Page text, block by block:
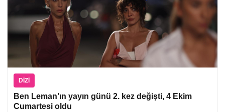
DIZI
Ben Leman’ın yayın günü 2. kez değişti, 4 Ekim
Cumartesi oldu